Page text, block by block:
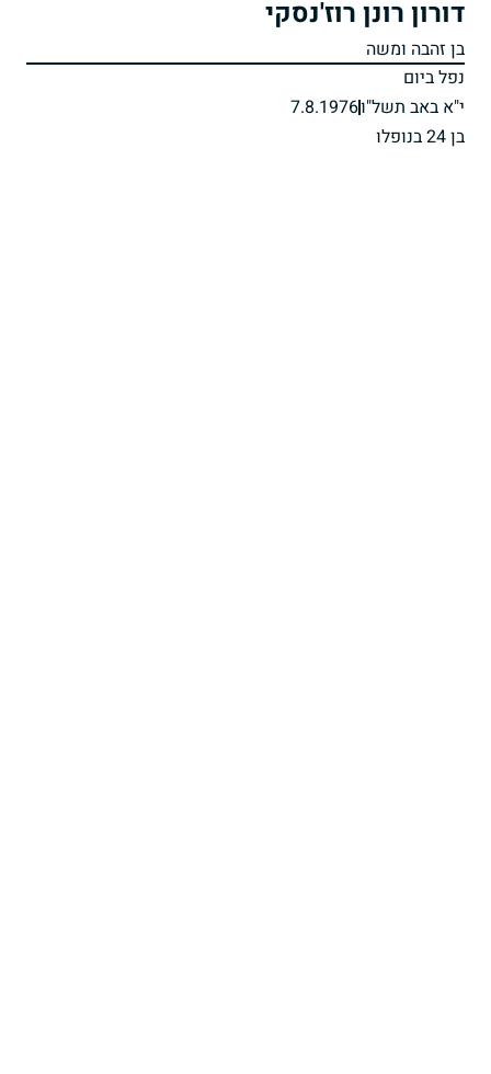
דורון רונן רוז'נסקי
בן זהבה ומשה
נפל ביום
י"א באב תשל"ו7.8.1976
בן 24 בנופלו